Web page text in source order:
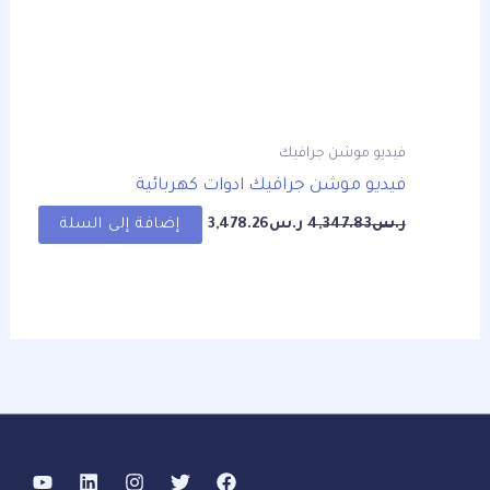
فيديو موشن جرافيك
فيديو موشن جرافيك ادوات كهربائية
ر.س4,347.83 ر.س3,478.26 إضافة إلى السلة